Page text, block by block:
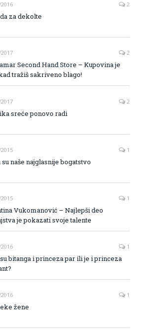
2
za dekolte
2
Second Hand Store – Kupovina je
tražiš sakriveno blago!
2
sreće ponovo radi
1
su naše najglasnije bogatstvo
1
Vukomanović – Najlepši deo
je pokazati svoje talente
1
bitanga i princeza par ili je i princeza
1
žene